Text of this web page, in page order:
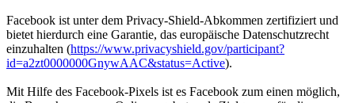
Facebook ist unter dem Privacy-Shield-Abkommen zertifiziert und
bietet hierdurch eine Garantie, das europäische Datenschutzrecht
einzuhalten (https://www.privacyshield.gov/participant?
id=a2zt0000000GnywAAC&status=Active).
Mit Hilfe des Facebook-Pixels ist es Facebook zum einen möglich,